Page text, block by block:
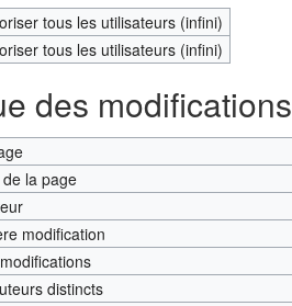
tous les utilisateurs (infini)
tous les utilisateurs (infini)
des modifications
la page
modification
distincts